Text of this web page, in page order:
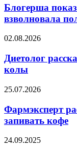
светящуюся
грудь
и
пользователей
Блогерша
взволновала
Диетолог
чем
манго
опаснее
колы
02.08.2026
Диетолог
колы
Фармэксперт
какие
лекарства
нельзя
кофе
25.07.2026
Фармэксперт
запивать кофе
Сомнолог
24.09.2025